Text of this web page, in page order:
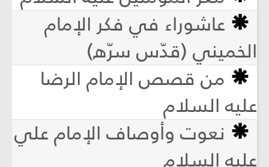
عاشوراء في فكر الإمام
الخميني (قدّس سرّه)
من قصص الإمام الرضا
عليه السلام
نعوت وأوصاف الإمام علي
عليه السلام